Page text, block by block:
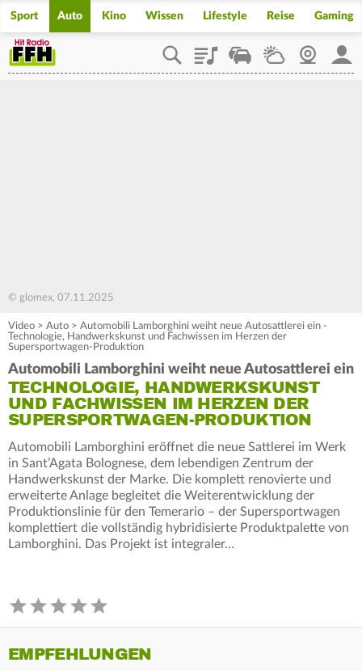
Sport Auto Kino Wissen Lifestyle Reise Gaming
PlaylistStaupilotWetterWebcam
© glomex, 07.11.2025
Video > Auto > Automobili Lamborghini weiht neue Autosattlerei ein -
Technologie, Handwerkskunst und Fachwissen im Herzen der
Supersportwagen-Produktion
Automobili Lamborghini weiht neue Autosattlerei ein
TECHNOLOGIE, HANDWERKSKUNST
UND FACHWISSEN IM HERZEN DER
SUPERSPORTWAGEN-PRODUKTION
Automobili Lamborghini eröffnet die neue Sattlerei im Werk
in Sant’Agata Bolognese, dem lebendigen Zentrum der
Handwerkskunst der Marke. Die komplett renovierte und
erweiterte Anlage begleitet die Weiterentwicklung der
Produktionslinie für den Temerario – der Supersportwagen
komplettiert die vollständig hybridisierte Produktpalette von
Lamborghini. Das Projekt ist integraler…
EMPFEHLUNGEN